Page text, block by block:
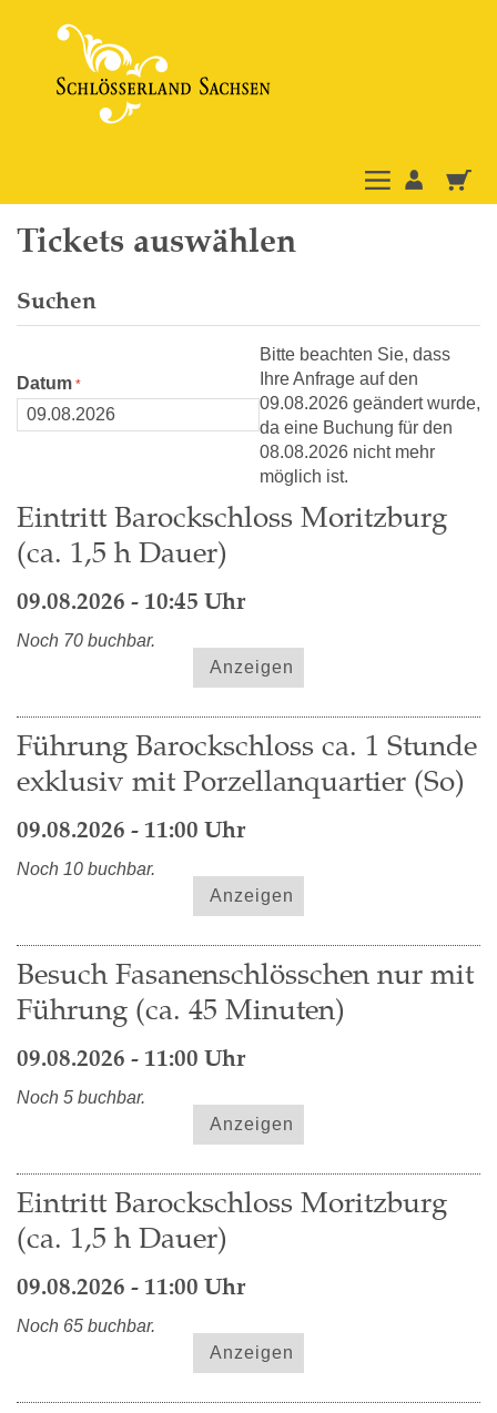
Tickets auswählen
Suchen
Datum
Bitte beachten Sie, dass
Ihre Anfrage auf den
09.08.2026 geändert wurde,
da eine Buchung für den
08.08.2026 nicht mehr
möglich ist.
Eintritt Barockschloss Moritzburg
(ca. 1,5 h Dauer)
09.08.2026 - 10:45 Uhr
Noch 70 buchbar.
Anzeigen
Führung Barockschloss ca. 1 Stunde
exklusiv mit Porzellanquartier (So)
09.08.2026 - 11:00 Uhr
Noch 10 buchbar.
Anzeigen
Besuch Fasanenschlösschen nur mit
Führung (ca. 45 Minuten)
09.08.2026 - 11:00 Uhr
Noch 5 buchbar.
Anzeigen
Eintritt Barockschloss Moritzburg
(ca. 1,5 h Dauer)
09.08.2026 - 11:00 Uhr
Noch 65 buchbar.
Anzeigen